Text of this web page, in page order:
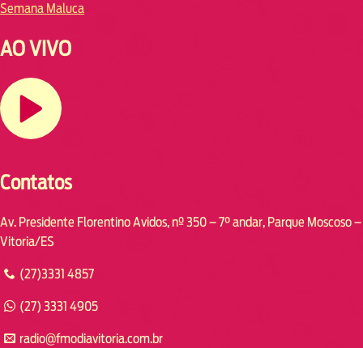
Semana Maluca
AO VIVO
Contatos
Av. Presidente Florentino Avidos, nº 350 – 7° andar, Parque Moscoso –
Vitoria/ES
(27)3331 4857
(27) 3331 4905
radio@fmodiavitoria.com.br